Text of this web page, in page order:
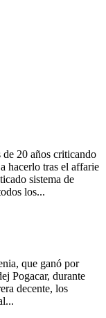
de 20 años criticando
hacerlo tras el affarie
sistema de
los...
que ganó por
Pogacar, durante
decente, los